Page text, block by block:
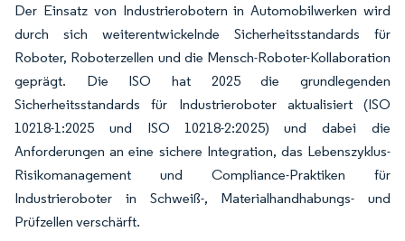
Der Einsatz von Industrierobotern in Automobilwerken wird
durch sich weiterentwickelnde Sicherheitsstandards für
Roboter, Roboterzellen und die Mensch-Roboter-Kollaboration
geprägt. Die ISO hat 2025 die grundlegenden
Sicherheitsstandards für Industrieroboter aktualisiert (ISO
10218-1:2025 und ISO 10218-2:2025) und dabei die
Anforderungen an eine sichere Integration, das Lebenszyklus-
Risikomanagement und Compliance-Praktiken für
Industrieroboter in Schweiß-, Materialhandhabungs- und
Prüfzellen verschärft.